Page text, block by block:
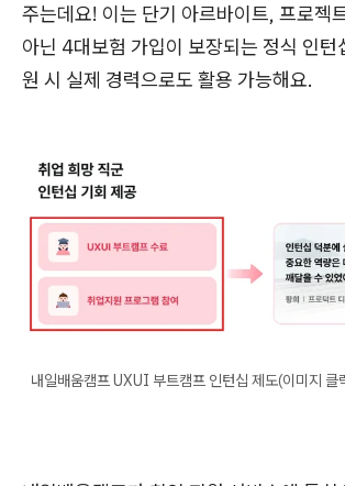
주는데요! 이는 단기 아르바이트, 프로젝
아닌 4대보험 가입이 보장되는 정식 인턴
원 시 실제 경력으로도 활용 가능해요.
내일배움캠프 UXUI 부트캠프 인턴십 제도(이미지 클